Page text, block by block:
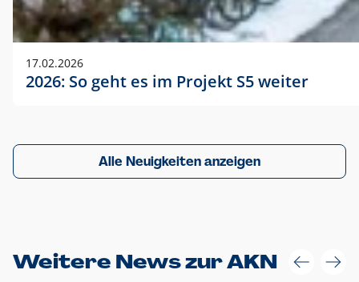
17.02.2026
2026: So geht es im Projekt S5 weiter
Alle Neuigkeiten anzeigen
Weitere News zur AKN